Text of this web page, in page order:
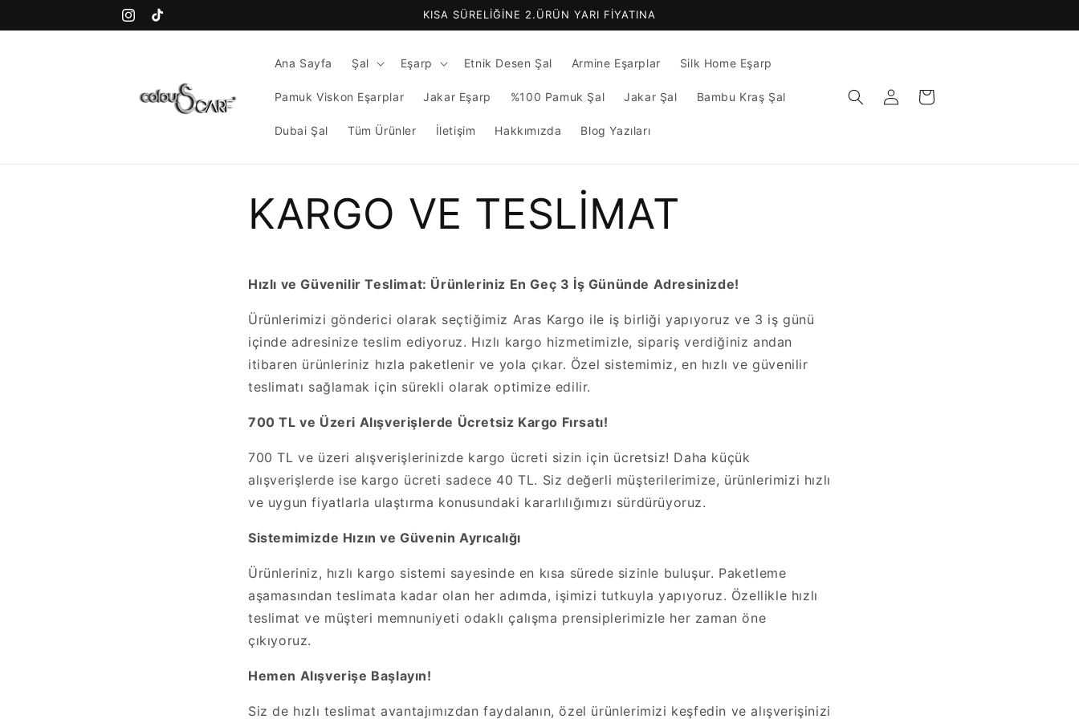
Instagram
TikTok
KISA SÜRELİĞİNE 2.ÜRÜN YARI FİYATINA
Ana Sayfa Şal Eşarp Etnik Desen Şal Armine Eşarplar Silk Home Eşarp
Pamuk Viskon Eşarplar Jakar Eşarp %100 Pamuk Şal Jakar Şal Bambu Kraş Şal
Dubai Şal Tüm Ürünler İletişim Hakkımızda Blog Yazıları
Oturum
Sepet
KARGO VE TESLİMAT
Hızlı ve Güvenilir Teslimat: Ürünleriniz En Geç 3 İş Gününde Adresinizde!
Ürünlerimizi gönderici olarak seçtiğimiz Aras Kargo ile iş birliği yapıyoruz ve 3 iş günü
içinde adresinize teslim ediyoruz. Hızlı kargo hizmetimizle, sipariş verdiğiniz andan
itibaren ürünleriniz hızla paketlenir ve yola çıkar. Özel sistemimiz, en hızlı ve güvenilir
teslimatı sağlamak için sürekli olarak optimize edilir.
700 TL ve Üzeri Alışverişlerde Ücretsiz Kargo Fırsatı!
700 TL ve üzeri alışverişlerinizde kargo ücreti sizin için ücretsiz! Daha küçük
alışverişlerde ise kargo ücreti sadece 40 TL. Siz değerli müşterilerimize, ürünlerimizi hızlı
ve uygun fiyatlarla ulaştırma konusundaki kararlılığımızı sürdürüyoruz.
Sistemimizde Hızın ve Güvenin Ayrıcalığı
Ürünleriniz, hızlı kargo sistemi sayesinde en kısa sürede sizinle buluşur. Paketleme
aşamasından teslimata kadar olan her adımda, işimizi tutkuyla yapıyoruz. Özellikle hızlı
teslimat ve müşteri memnuniyeti odaklı çalışma prensiplerimizle her zaman öne
çıkıyoruz.
Hemen Alışverişe Başlayın!
Siz de hızlı teslimat avantajımızdan faydalanın, özel ürünlerimizi keşfedin ve alışverişinizi